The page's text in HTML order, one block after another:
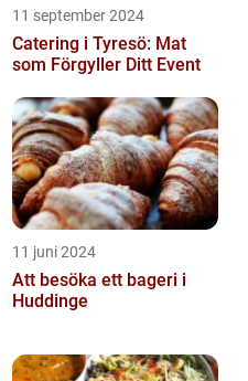
11 september 2024
Catering i Tyresö: Mat
som Förgyller Ditt Event
11 juni 2024
Att besöka ett bageri i
Huddinge